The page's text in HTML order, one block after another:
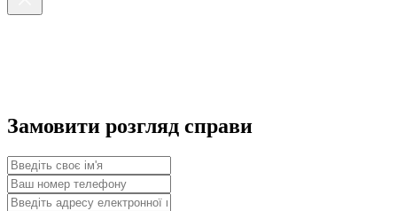
Замовити розгляд справи